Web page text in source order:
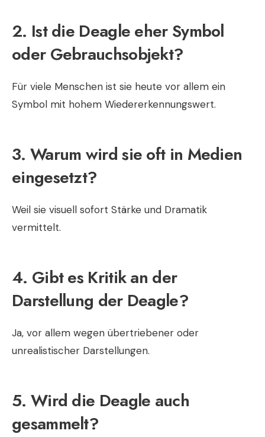
2. Ist die Deagle eher Symbol
oder Gebrauchsobjekt?
Für viele Menschen ist sie heute vor allem ein
Symbol mit hohem Wiedererkennungswert.
3. Warum wird sie oft in Medien
eingesetzt?
Weil sie visuell sofort Stärke und Dramatik
vermittelt.
4. Gibt es Kritik an der
Darstellung der Deagle?
Ja, vor allem wegen übertriebener oder
unrealistischer Darstellungen.
5. Wird die Deagle auch
gesammelt?